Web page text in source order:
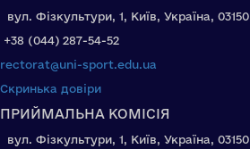
вул. Фізкультури, 1, Київ, Україна, 03150
+38 (044) 287-54-52
rectorat@uni-sport.edu.ua
Скринька довіри
ПРИЙМАЛЬНА КОМІСІЯ
вул. Фізкультури, 1, Київ, Україна, 03150